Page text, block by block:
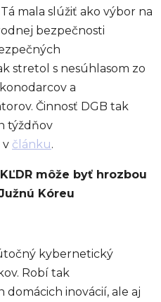
mala slúžiť ako výbor na
bezpečnosti
stretol s nesúhlasom zo
a
Činnosť DGB tak
týždňov
v článku.
môže byť hrozbou
Kóreu
kybernetický
Robí tak
inovácií, ale aj